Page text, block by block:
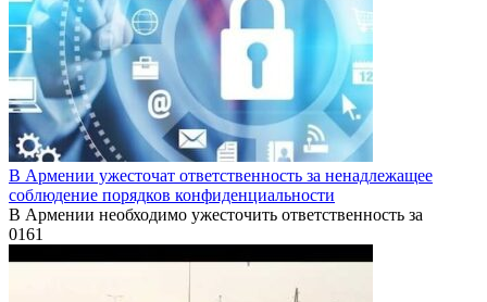
В Армении ужесточат ответственность за ненадлежащее
соблюдение порядков конфиденциальности
В Армении необходимо ужесточить ответственность за
0161